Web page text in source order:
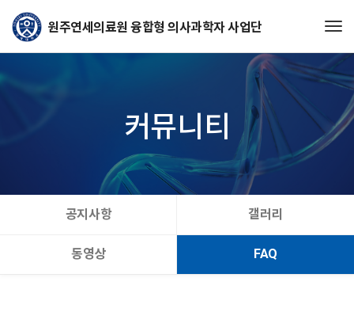
커뮤니티
공지사항 갤러리
동영상 FAQ